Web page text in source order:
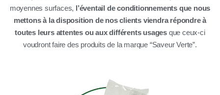
moyennes surfaces, l’éventail de conditionnements que nous
mettons à la disposition de nos clients viendra répondre à
toutes leurs attentes ou aux différents usages que ceux-ci
voudront faire des produits de la marque “Saveur Verte”.